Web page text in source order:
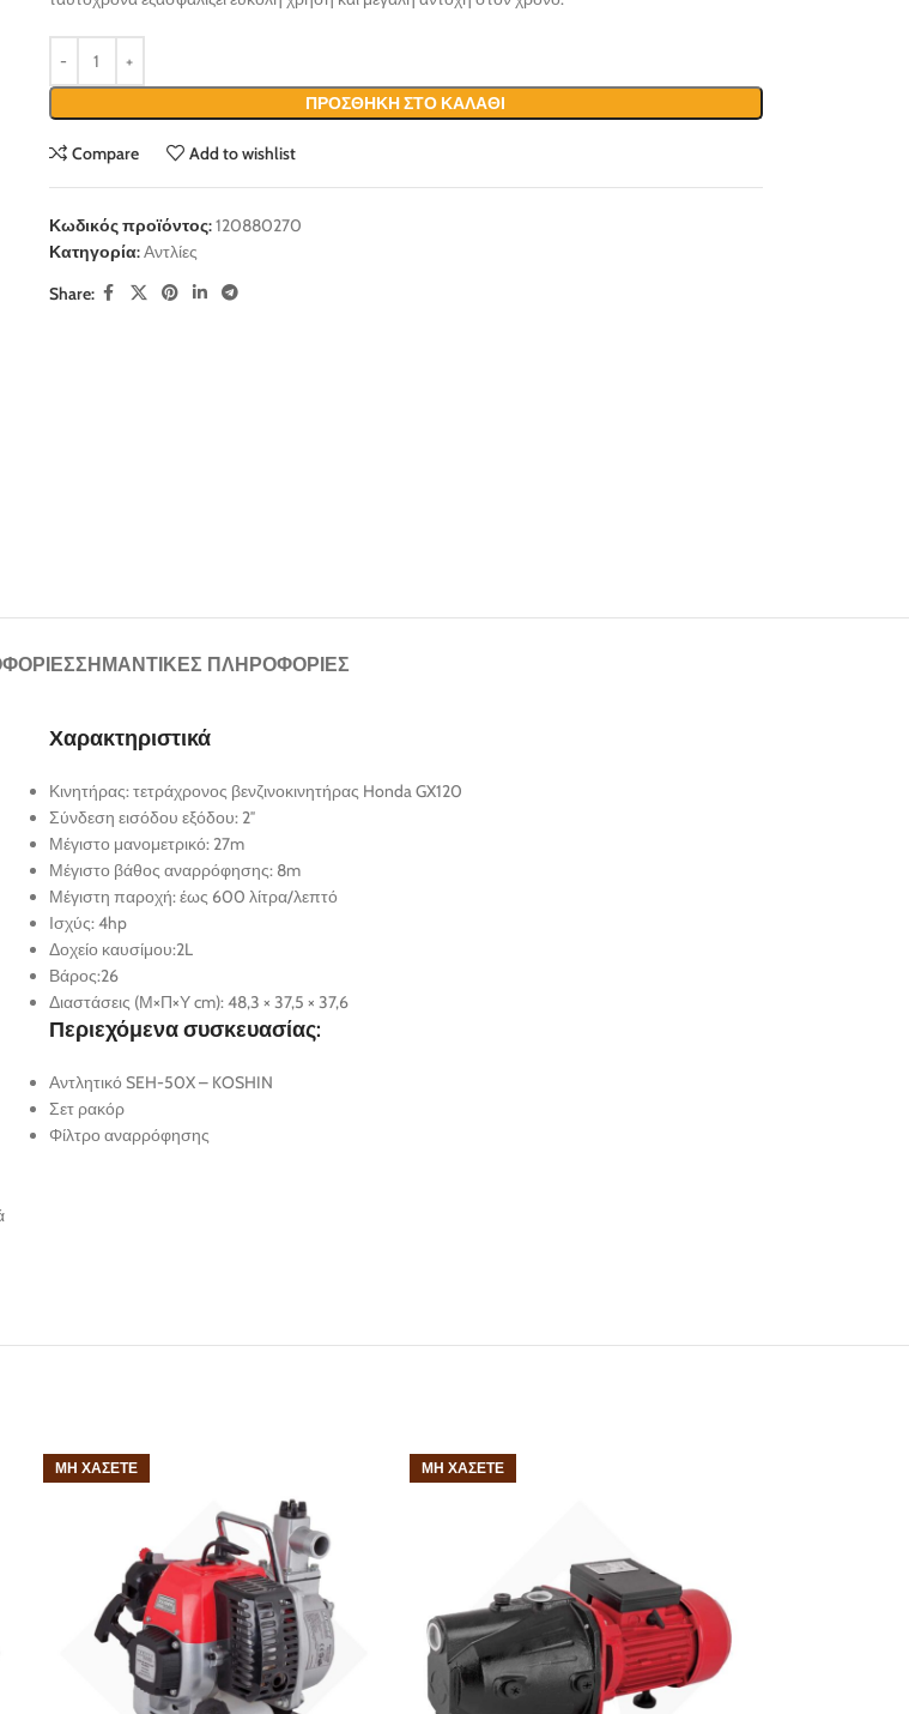
ΠΡΟΣΘΉΚΗ ΣΤΟ ΚΑΛΆΘΙ
Compare Add to wishlist
Κωδικός προϊόντος:120880270
Κατηγορία:Αντλίες
Share:
ΣΗΜΑΝΤΙΚΈΣ ΠΛΗΡΟΦΟΡΊΕΣ
Χαρακτηριστικά
Κινητήρας: τετράχρονος βενζινοκινητήρας Honda GX120
Σύνδεση εισόδου εξόδου: 2″
Μέγιστο μανομετρικό: 27m
Μέγιστο βάθος αναρρόφησης: 8m
Μέγιστη παροχή: έως 600 λίτρα/λεπτό
Ισχύς: 4hp
Δοχείο καυσίμου:2L
Βάρος:26
Διαστάσεις (Μ×Π×Υ cm): 48,3 × 37,5 × 37,6
Περιεχόμενα συσκευασίας:
Αντλητικό SEH-50X – KOSHIN
Σετ ρακόρ
Φίλτρο αναρρόφησης
ΜΗ ΧΆΣΕΤΕ ΜΗ ΧΆΣΕΤΕ